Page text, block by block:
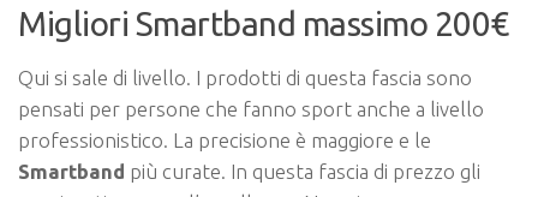
Migliori Smartband massimo 200€
Qui si sale di livello. I prodotti di questa fascia sono
pensati per persone che fanno sport anche a livello
professionistico. La precisione è maggiore e le
Smartband più curate. In questa fascia di prezzo gli